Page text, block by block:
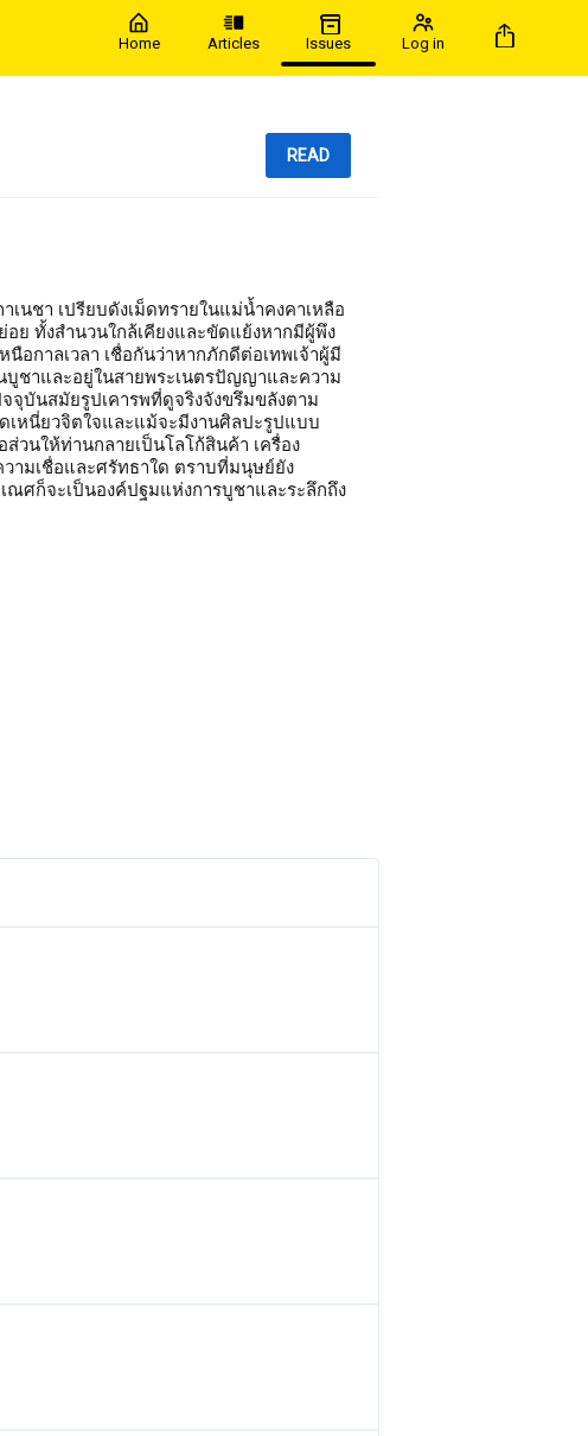
Home Articles Issues Log in
READ
เนชา เปรียบดังเม็ดทรายในแม่น้ำคงคาเหลือ
มีผู้พึง
กภักดีต่อเทพเจ้าผู้มี
บูชาและอยู่ในสายพระเนตรปัญญาและความ
เหนี่ยวจิตใจและแม้จะมีงานศิลปะรูปแบบ
วนให้ท่านกลายเป็นโลโก้สินค้า เครื่อง
ศรัทธาใด ตราบที่มนุษย์ยัง
ศก็จะเป็นองค์ปฐมแห่งการบูชาและระลึกถึง